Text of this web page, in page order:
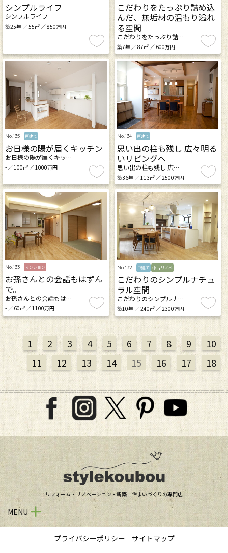
シンプルライフ
シンプルライフ
築25年 ／ 55㎡ ／ 850万円
こだわりをたっぷり詰め込
んだ、無垢材の温もり溢れ
る空間
こだわりをたっぷり詰…
築7年 ／ 87㎡ ／ 600万円
No.135 戸建て
お日様の陽が届くキッチン
お日様の陽が届くキッ…
- ／ 100㎡ ／ 1000万円
No.134 戸建て
思い出の柱も残し 広々明る
いリビングへ
思い出の柱も残し 広…
築36年 ／ 113㎡ ／ 2500万円
No.133 マンション
お孫さんとの会話もはずん
で。
お孫さんとの会話もは…
- ／ 60㎡ ／ 1100万円
No.132 戸建て 中古リノベ
こだわりのシンプルナチュ
ラル空間
こだわりのシンプルナ…
築10年 ／ 240㎡ ／ 2300万円
1 2 3 4 5 6 7 8 9
10
11
12 13 14 15 16 17 18
リフォーム・リノベーション・新築 住まいづくりの専門店
MENU
プライバシーポリシー サイトマップ